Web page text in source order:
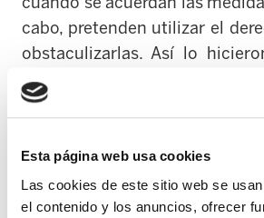
Esta página web usa cookies
Las cookies de este sitio web se
el contenido y los anuncios, ofrecer
cabo, pretenden utilizar el
obstaculizarlas. Así lo
Educación cuando impusieron
B que no permiten la
impidiendo una equiparación
exigencia del euskera y del
estos agentes se